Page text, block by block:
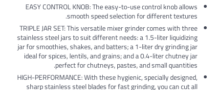
EASY CONTROL KNOB: The easy-to-use
smooth speed selection for
TRIPLE JAR SET: This versatile mixer grinder
stainless steel jars to suit different needs: a
jar for smoothies, shakes, and batters; a 1-liter
ideal for spices, lentils, and grains; and a
perfect for chutneys, pastes, and
HIGH-PERFORMANCE: With these hygienic,
sharp stainless steel blades for fast